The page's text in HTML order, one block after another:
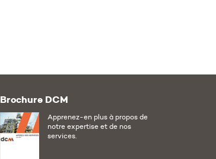
Brochure DCM
Apprenez-en plus à propos de
notre expertise et de nos
services.